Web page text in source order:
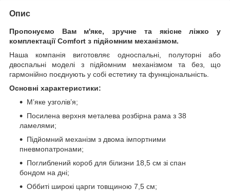
Опис
Пропонуємо Вам м'яке, зручне та якiсне ліжко у
комплектації Comfort з підйомним механізмом.
Наша компанія виготовляє односпальні, полуторні або
двоспальні моделі з підйомним механізмом та без, що
гармонійно поєднують у собі естетику та функціональність.
Основні характеристики:
М’яке узголів’я;
Посилена верхня металева розбірна рама з 38
ламелями;
Підйомний механізм з двома імпортними
пневмопатронами;
Поглиблений короб для білизни 18,5 см зі спан
бондом на дні;
Оббиті широкі царги товщиною 7,5 см;